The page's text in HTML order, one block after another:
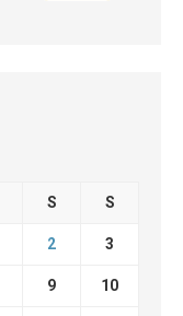
S S
2 3
9 10